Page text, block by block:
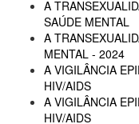
A
SAÚDE MENTAL
A
MENTAL - 2024
A VIGILÂNCIA
HIV/AIDS
A VIGILÂNCIA
HIV/AIDS